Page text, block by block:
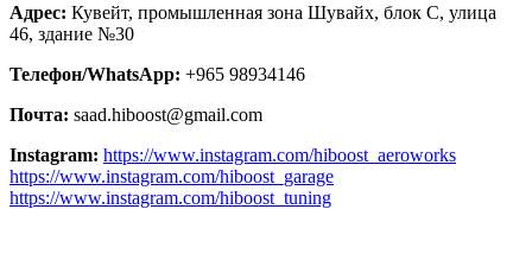
Адрес: Кувейт, промышленная зона Шувайх, блок С, улица
46, здание №30
Телефон/WhatsApp: +965 98934146
Почта: saad.hiboost@gmail.com
Instagram: https://www.instagram.com/hiboost_aeroworks
https://www.instagram.com/hiboost_garage
https://www.instagram.com/hiboost_tuning